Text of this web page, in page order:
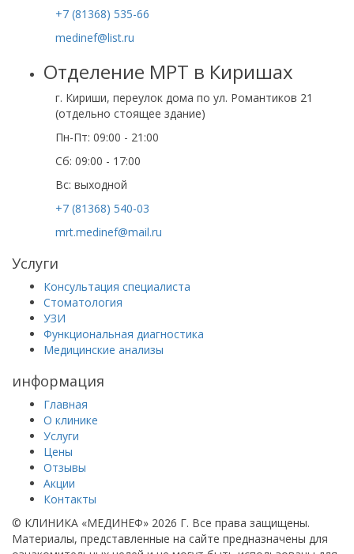
+7 (81368) 535-66
medinef@list.ru
Отделение МРТ в Киришах
г. Кириши, переулок дома по ул. Романтиков 21
(отдельно стоящее здание)
Пн-Пт: 09:00 - 21:00
Сб: 09:00 - 17:00
Вс: выходной
+7 (81368) 540-03
mrt.medinef@mail.ru
Услуги
Консультация специалиста
Стоматология
УЗИ
Функциональная диагностика
Медицинские анализы
информация
Главная
О клинике
Услуги
Цены
Отзывы
Акции
Контакты
© КЛИНИКА «МЕДИНЕФ» 2026 Г. Все права защищены.
Материалы, представленные на сайте предназначены для